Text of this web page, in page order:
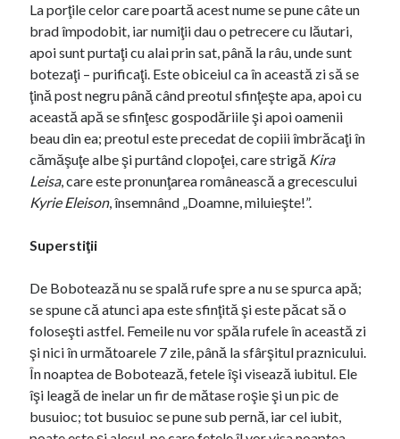
La porţile celor care poartă acest nume se pune câte un
brad împodobit, iar numiţii dau o petrecere cu lăutari,
apoi sunt purtaţi cu alai prin sat, până la râu, unde sunt
botezaţi – purificaţi. Este obiceiul ca în această zi să se
ţină post negru până când preotul sfinţeşte apa, apoi cu
această apă se sfinţesc gospodăriile şi apoi oamenii
beau din ea; preotul este precedat de copiii îmbrăcaţi în
cămăşuţe albe şi purtând clopoţei, care strigă Kira
Leisa, care este pronunţarea românească a grecescului
Kyrie Eleison, însemnând „Doamne, miluieşte!”.
Superstiţii
De Bobotează nu se spală rufe spre a nu se spurca apă;
se spune că atunci apa este sfinţită şi este păcat să o
foloseşti astfel. Femeile nu vor spăla rufele în această zi
şi nici în următoarele 7 zile, până la sfârşitul praznicului.
În noaptea de Bobotează, fetele îşi visează iubitul. Ele
îşi leagă de inelar un fir de mătase roşie şi un pic de
busuioc; tot busuioc se pune sub pernă, iar cel iubit,